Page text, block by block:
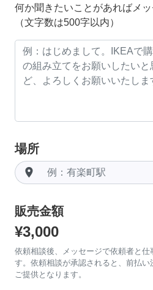
何か聞きたいことがあればメ
（文字数は500字以内）
場所
room
販売金額
¥3,000
依頼相談後、メッセージで依頼者と仕
す。依頼相談が承認されると、前払
ご提供となります。